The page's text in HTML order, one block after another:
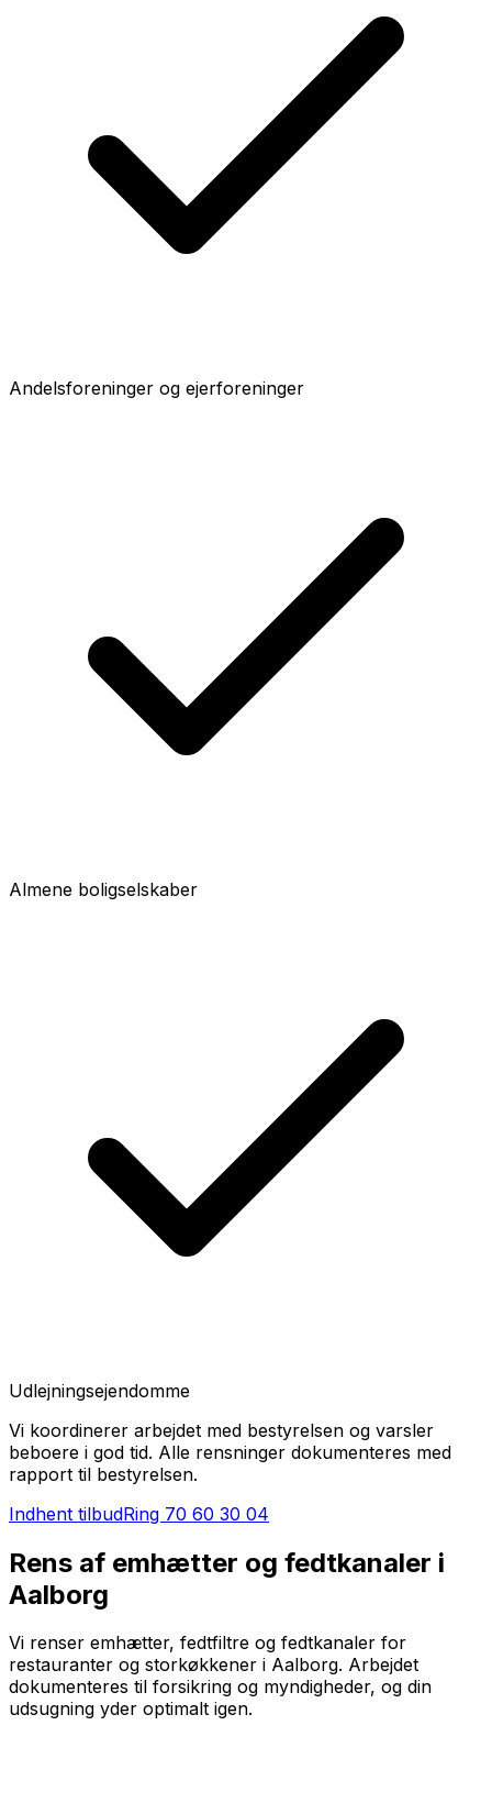
Andelsforeninger og ejerforeninger
Almene boligselskaber
Udlejningsejendomme
Vi koordinerer arbejdet med bestyrelsen og varsler
beboere i god tid. Alle rensninger dokumenteres med
rapport til bestyrelsen.
Indhent tilbudRing 70 60 30 04
Rens af emhætter og fedtkanaler i
Aalborg
Vi renser emhætter, fedtfiltre og fedtkanaler for
restauranter og storkøkkener i Aalborg. Arbejdet
dokumenteres til forsikring og myndigheder, og din
udsugning yder optimalt igen.